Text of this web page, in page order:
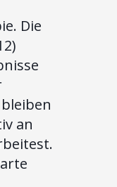
Die
an